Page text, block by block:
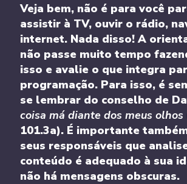
Veja bem, não é para você
assistir à TV, ouvir o rádio,
internet. Nada disso! A
não passe muito tempo
isso e avalie o que integra
programação. Para isso, é
se lembrar do conselho de
coisa má diante dos meus olhos
101.3a). É importante
seus responsáveis que
conteúdo é adequado à sua
não há mensagens obscuras.